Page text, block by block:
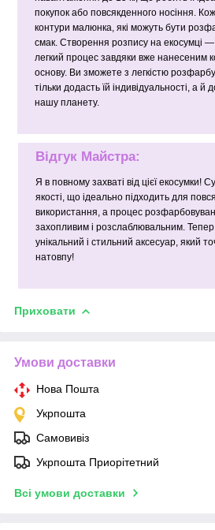
покупок або повсякденного носіння.
контури малюнка, які можуть бути
смак. Створення розпису на екосумці —
легкий процес завдяки вже нанесеним
основу. Ви зможете з легкістю
тільки додасть їй індивідуальності, а
нашу планету.
Відгук Майстра:
Я в повному захваті від цієї екосумки!
якості, що ідеально підходить для
використання, а процес
захопливим і розслаблювальним.
унікальний і стильний аксесуар, який
натовпу!
Приховати
Умови доставки
Нова Пошта
Укрпошта
Самовивіз
Укрпошта Приорітетний
Всі умови доставки